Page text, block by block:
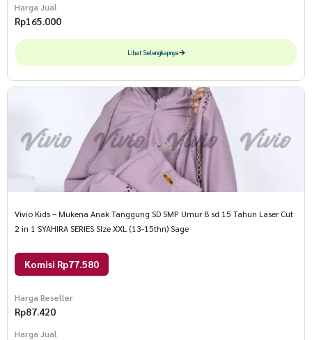
Harga Jual
Rp165.000
Lihat Selengkapnya
Vivio Kids – Mukena Anak Tanggung SD SMP Umur 8 sd 15 Tahun Laser Cut
2 in 1 SYAHIRA SERIES SIze XXL (13-15thn) Sage
Komisi Rp77.580
Harga Reseller
Rp87.420
Harga Jual